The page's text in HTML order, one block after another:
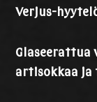
Verjus-
Glaseerattua
artisokkaa